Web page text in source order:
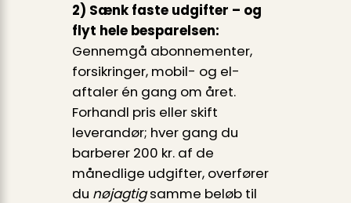
2) Sænk faste udgifter – og
flyt hele besparelsen:
Gennemgå abonnementer,
forsikringer, mobil- og el-
aftaler én gang om året.
Forhandl pris eller skift
leverandør; hver gang du
barberer 200 kr. af de
månedlige udgifter, overfører
du nøjagtigsamme beløb til